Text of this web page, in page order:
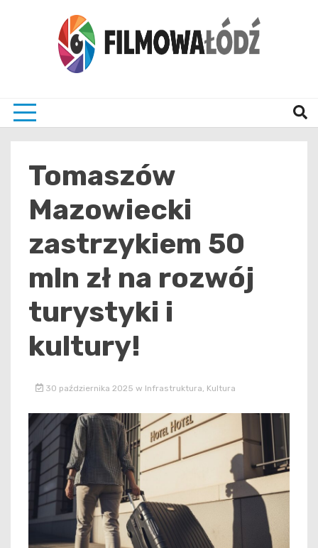
Tomaszów
Mazowiecki
zastrzykiem 50
mln zł na rozwój
turystyki i
kultury!
30 października 2025 w Infrastruktura Kultura